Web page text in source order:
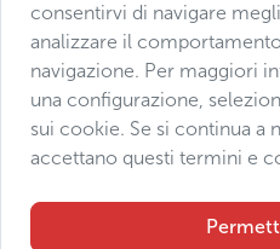
Condizioni di vendita
Protezione dei dati
Dichiarazione di accessibilità
Manage consent
consentirvi di navigare
analizzare il
navigazione. Per maggiori
una configurazione,
sui cookie. Se si continua a
accettano questi termini e